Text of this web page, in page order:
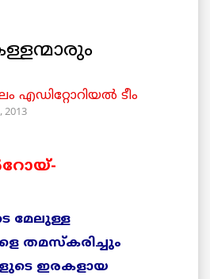
എഡിറ്റോറിയല്‍ ടീം
2013
മേലുള്ള
തമസ്‌കരിച്ചും
ഇരകളായ